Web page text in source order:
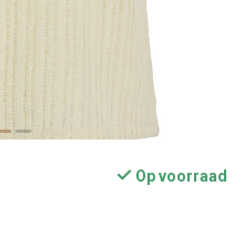
Op voorraad